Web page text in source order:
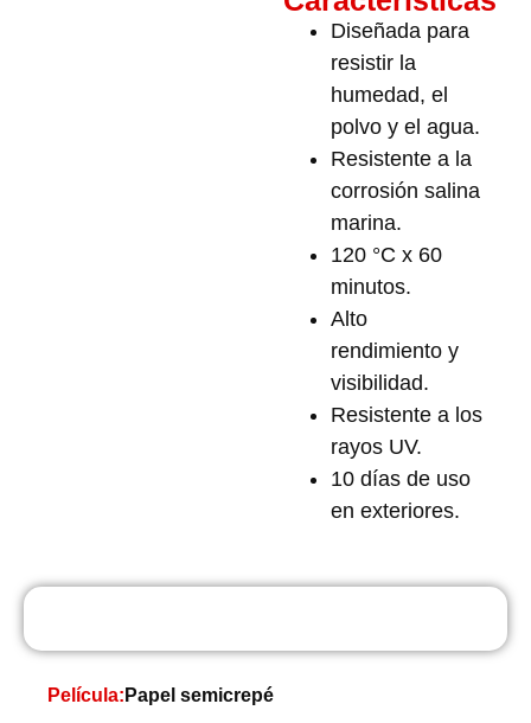
Diseñada para
resistir la
humedad, el
polvo y el agua.
Resistente a la
corrosión salina
marina.
120 °C x 60
minutos.
Alto
rendimiento y
visibilidad.
Resistente a los
rayos UV.
10 días de uso
en exteriores.
Película: Papel semicrepé